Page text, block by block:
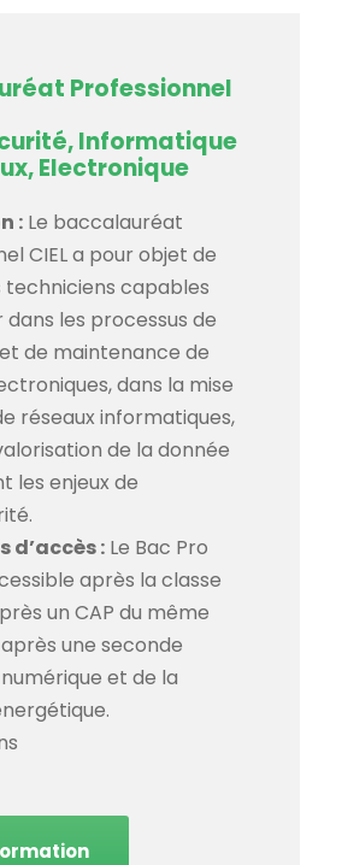
Professionnel
Informatique
Electronique
: Le baccalauréat
CIEL a pour objet de
capables
dans les processus de
de maintenance de
dans la mise
réseaux informatiques,
de la donnée
les enjeux de
d’accès : Le Bac Pro
après la classe
un CAP du même
une seconde
et de la